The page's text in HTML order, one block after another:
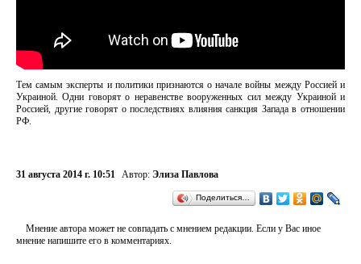
Тем самым эксперты и политики признаются о начале войны между Россией и
Украиной. Одни говорят о неравенстве вооруженных сил между Украиной и
Россией, другие говорят о последствиях влияния санкция Запада в отношении
РФ.
31 августа 2014 г. 10:51 Автор: Элиза Павлова
Поделиться…
Мнение автора может не совпадать с мнением редакции. Если у Вас иное
мнение напишите его в комментариях.